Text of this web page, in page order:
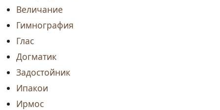
Величание
Гимнография
Глас
Догматик
Задостойник
Ипакои
Ирмос